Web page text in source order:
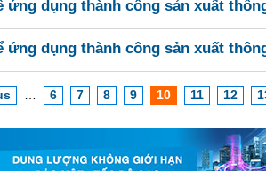
ứng dụng thành công sản xuất
ứng dụng thành công sản xuất
6 7 8 9 10 11 12